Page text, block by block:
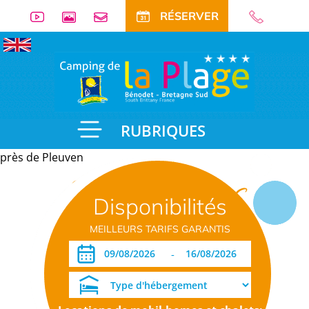
RÉSERVER
RUBRIQUES
Disponibilités
MEILLEURS TARIFS GARANTIS
-
près de Pleuven
Informations
pratiques